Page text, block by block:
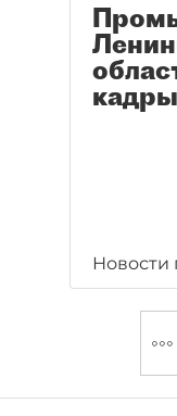
Новости